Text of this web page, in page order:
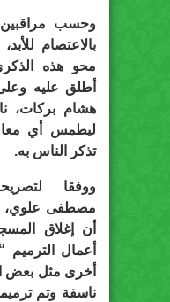
وحسب
بالاعتصام
محو هذه
أطلق عليه
هشام بركات،
ليطمس أي
تذكر الناس به.
ووفقا
مصطفى علوي،
أن إغلاق
أعمال الترميم
أخرى مثل بعض
ناسفة وتم